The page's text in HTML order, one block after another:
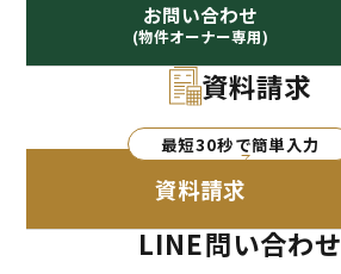
お問い合わせ
(物件オーナー専用)
資料請求
最短30秒で簡単入力
資料請求
LINE問い合わせ